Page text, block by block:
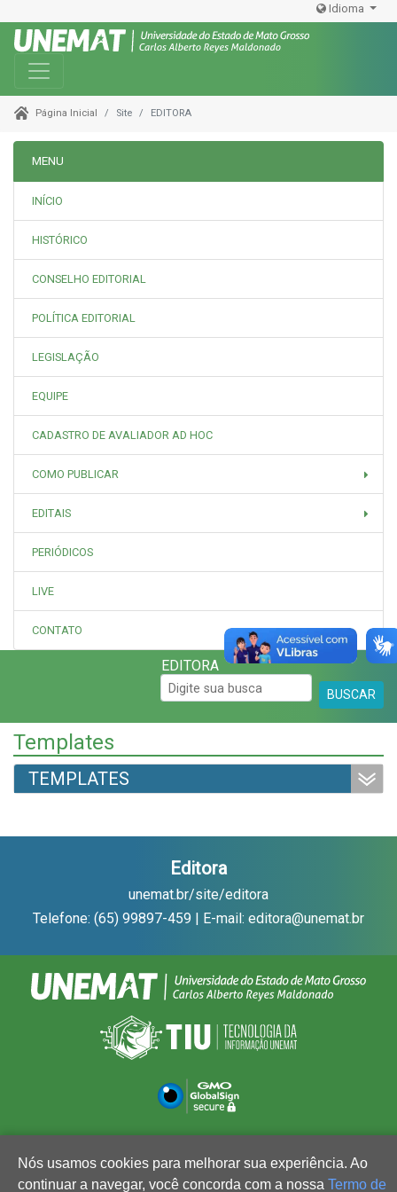
Idioma
Toggle navigation
Página Inicial Site EDITORA
MENU
INÍCIO
HISTÓRICO
CONSELHO EDITORIAL
POLÍTICA EDITORIAL
LEGISLAÇÃO
EQUIPE
CADASTRO DE AVALIADOR AD HOC
COMO PUBLICAR
EDITAIS
PERIÓDICOS
LIVE
CONTATO
EDITORA
BUSCAR
Templates
TEMPLATES
Editora
unemat.br/site/editora
Telefone: (65) 99897-459 | E-mail: editora@unemat.br
Nós usamos cookies para melhorar sua experiência. Ao
continuar a navegar, você concorda com a nossa Termo de